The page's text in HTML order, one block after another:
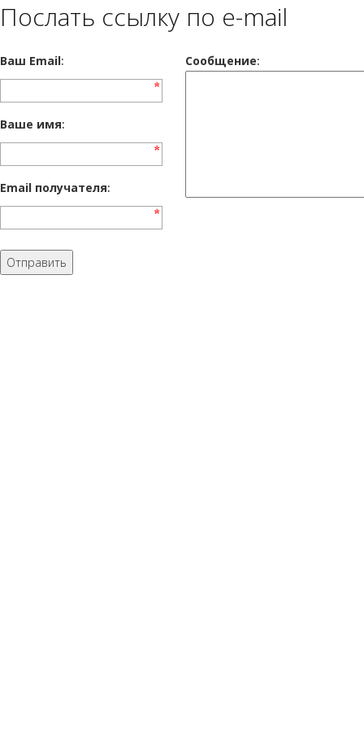
Послать ссылку по e-mail
Ваш Email: Cообщение:
Ваше имя:
Email получателя: